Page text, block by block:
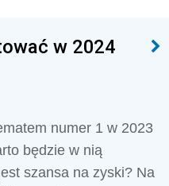
w 2024
numer 1 w 2023
będzie w nią
szansa na zyski? Na